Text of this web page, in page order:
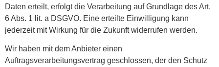
Daten erteilt, erfolgt die Verarbeitung auf Grundlage des Art.
6 Abs. 1 lit. a DSGVO. Eine erteilte Einwilligung kann
jederzeit mit Wirkung für die Zukunft widerrufen werden.
Wir haben mit dem Anbieter einen
Auftragsverarbeitungsvertrag geschlossen, der den Schutz